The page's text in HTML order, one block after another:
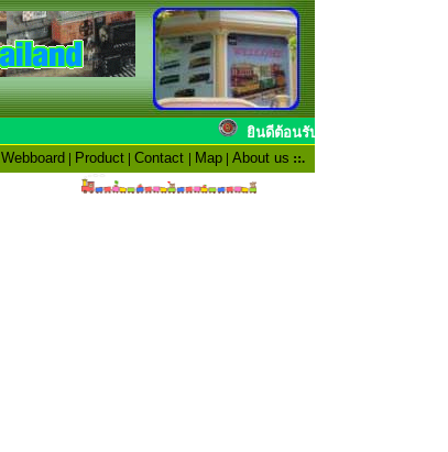
ยินดีต้อนรับสมาชิก
Webboard | Product | Contact | Map | About us ::.